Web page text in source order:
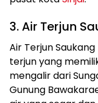
3. Air Terjun
Air Terjun
terjun yang
mengalir dari
Gunung